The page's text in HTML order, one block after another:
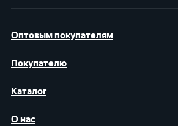
Оптовым покупателям
Покупателю
Каталог
О нас